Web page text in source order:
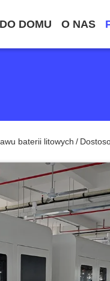
DO DOMU O NAS
baterii litowych /